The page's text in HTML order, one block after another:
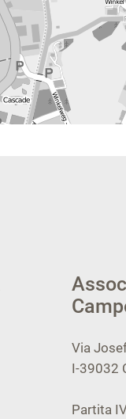
Via
I-39032
Partita